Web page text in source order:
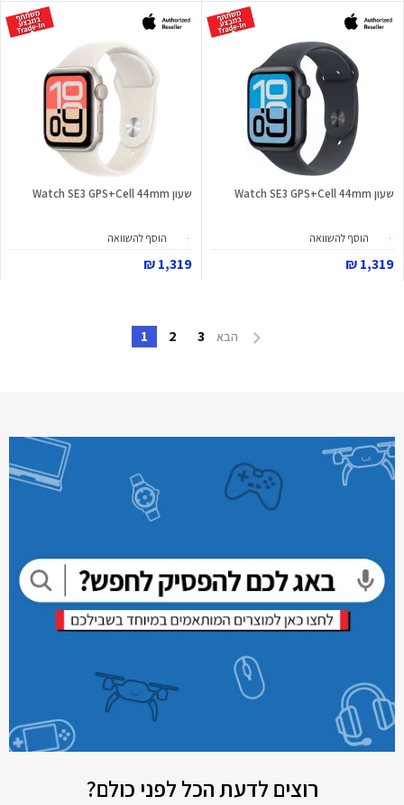
שעון Watch SE3 GPS+Cell 44mm
הוסף להשוואה
1,319 ₪
שעון Watch SE3 GPS+Cell 44mm
הוסף להשוואה
1,319 ₪
הבא 3
2
1
רוצים לדעת הכל לפני כולם?